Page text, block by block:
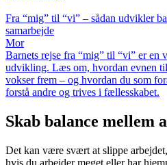
Fra “mig” til “vi” – sådan udvikler
samarbejde
Mor
Barnets rejse fra “mig” til “vi” er en
udvikling. Læs om, hvordan evnen
vokser frem – og hvordan du som
forstå andre og trives i fællesskabet.
Skab balance mellem
Det kan være svært at slippe
hvis du arbejder meget eller har